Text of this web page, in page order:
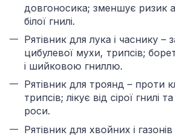
довгоносика; зменшує ризик
білої гнилі.
Рятівник для лука і часнику –
цибулевої мухи, трипсів;
і шийковою гниллю.
Рятівник для троянд – проти
трипсів; лікує від сірої гнилі
роси.
Рятівник для хвойних і